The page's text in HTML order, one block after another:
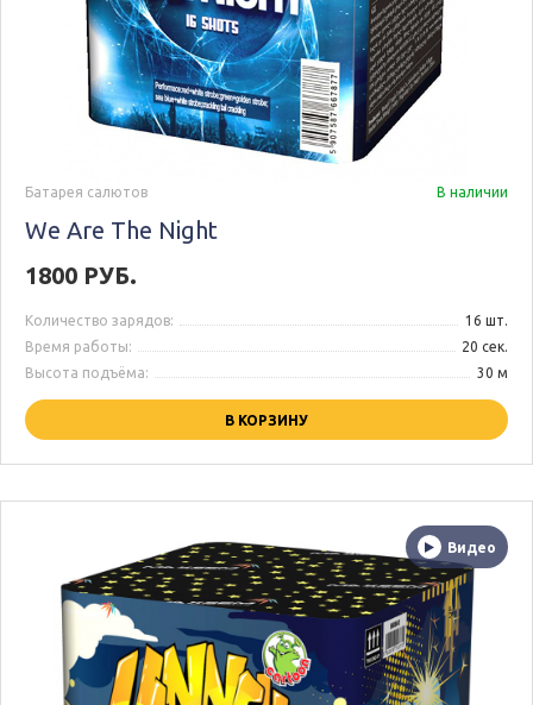
Батарея салютов В наличии
We Are The Night
1800 РУБ.
Количество зарядов:
16 шт.
Время работы:
20 сек.
Высота подъёма:
30 м
В КОРЗИНУ
Видео